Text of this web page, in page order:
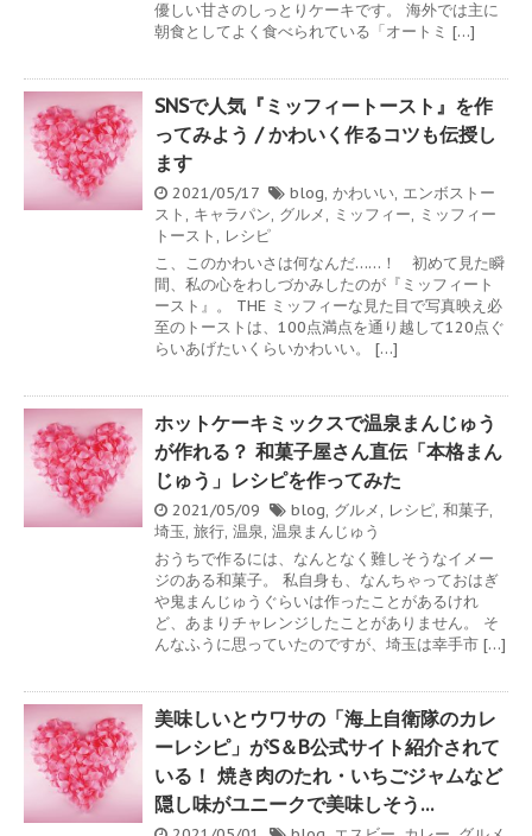
優しい甘さのしっとりケーキです。 海外では主に
朝食としてよく食べられている「オートミ […]
SNSで人気『ミッフィートースト』を作
ってみよう / かわいく作るコツも伝授し
ます
2021/05/17 blog, かわいい, エンボストー
スト , キャラパン, グルメ, ミッフィー, ミッフィー
トースト , レシピ
こ、このかわいさは何なんだ……！ 初めて見た瞬
間、私の心をわしづかみしたのが『ミッフィート
ースト』。 THE ミッフィーな見た目で写真映え必
至のトーストは、100点満点を通り越して120点ぐ
らいあげたいくらいかわいい。 […]
ホットケーキミックスで温泉まんじゅう
が作れる？ 和菓子屋さん直伝「本格まん
じゅう」レシピを作ってみた
2021/05/09 blog, グルメ, レシピ, 和菓子,
埼玉, 旅行, 温泉, 温泉まんじゅう
おうちで作るには、なんとなく難しそうなイメー
ジのある和菓子。 私自身も、なんちゃっておはぎ
や鬼まんじゅうぐらいは作ったことがあるけれ
ど、あまりチャレンジしたことがありません。 そ
んなふうに思っていたのですが、埼玉は幸手市 […]
美味しいとウワサの「海上自衛隊のカレ
ーレシピ」がS＆B公式サイト紹介されて
いる！ 焼き肉のたれ・いちごジャムなど
隠し味がユニークで美味しそう…